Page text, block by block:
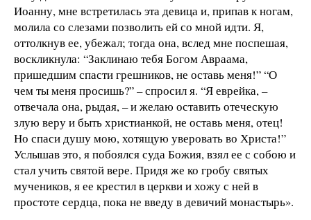
Иоанну, мне встретилась эта девица и, припав к ногам,
молила со слезами позволить ей со мной идти. Я,
оттолкнув ее, убежал; тогда она, вслед мне поспешая,
воскликнула: “Заклинаю тебя Богом Авраама,
пришедшим спасти грешников, не оставь меня!” “О
чем ты меня просишь?” – спросил я. “Я еврейка, –
отвечала она, рыдая, – и желаю оставить отеческую
злую веру и быть христианкой, не оставь меня, отец!
Но спаси душу мою, хотящую уверовать во Христа!”
Услышав это, я побоялся суда Божия, взял ее с собою и
стал учить святой вере. Придя же ко гробу святых
мучеников, я ее крестил в церкви и хожу с ней в
простоте сердца, пока не введу в девичий монастырь».